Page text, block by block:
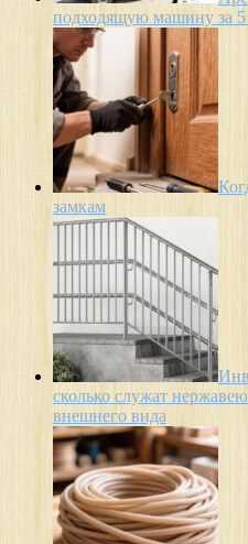
подходящую машину за
замкам
сколько служат
внешнего вида